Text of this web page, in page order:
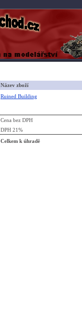
Název zboží
Ruined Building
Cena bez DPH
DPH 21%
Celkem k úhradě